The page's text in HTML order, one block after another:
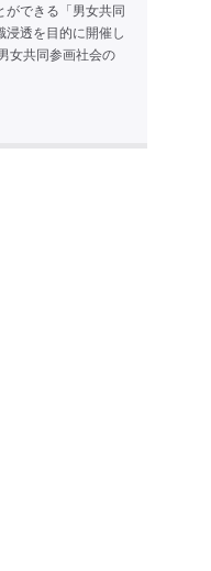
ができる「男女共同
浸透を目的に開催し
女共同参画社会の